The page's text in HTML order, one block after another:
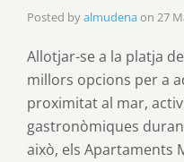
Posted byalmudenaon 27
Allotjar-se a la platja
millors opcions per a
proximitat al mar,
gastronòmiques
això, els Apartaments